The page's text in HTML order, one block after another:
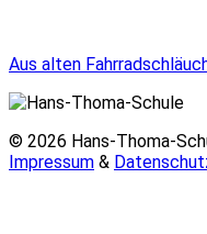
Aus alten
© 2026 Hans-Thoma-
Impressum &